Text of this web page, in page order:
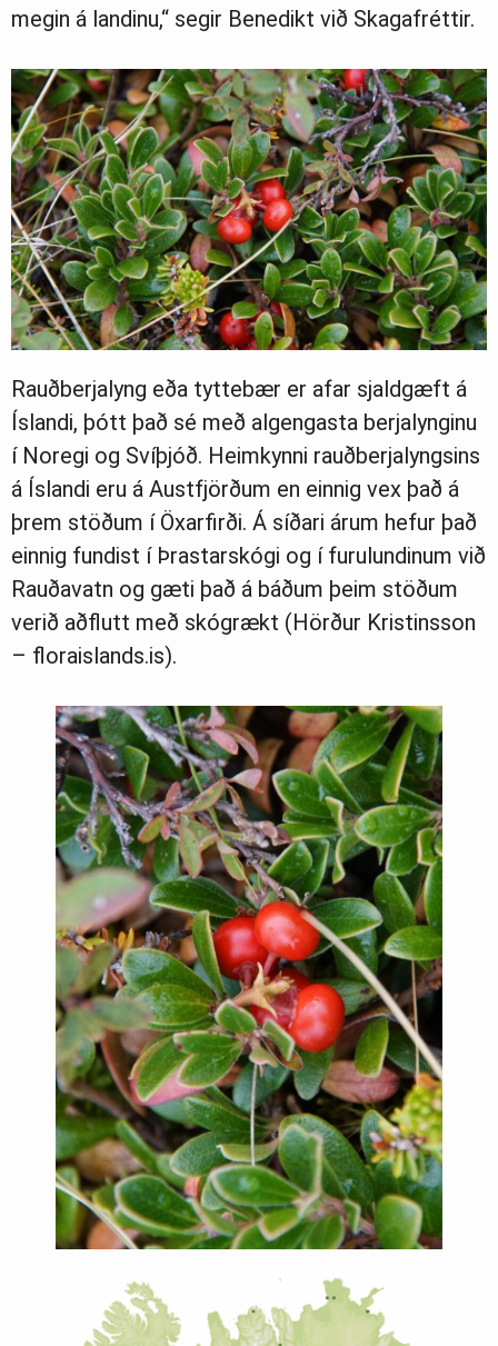
megin á landinu,“ segir Benedikt við Skagafréttir.
Rauðberjalyng eða tyttebær er afar sjaldgæft á
Íslandi, þótt það sé með algengasta berjalynginu
í Noregi og Svíþjóð. Heimkynni rauðberjalyngsins
á Íslandi eru á Austfjörðum en einnig vex það á
þrem stöðum í Öxarfirði. Á síðari árum hefur það
einnig fundist í Þrastarskógi og í furulundinum við
Rauðavatn og gæti það á báðum þeim stöðum
verið aðflutt með skógrækt (Hörður Kristinsson
– floraislands.is).